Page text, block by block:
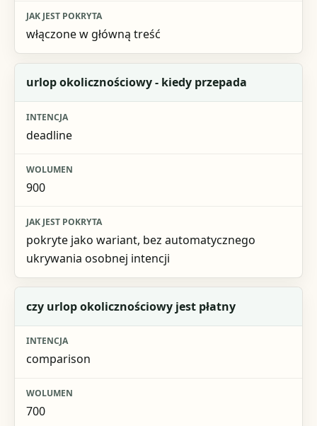
włączone w główną treść
urlop okolicznościowy - kiedy przepada
deadline
900
pokryte jako wariant, bez automatycznego
ukrywania osobnej intencji
czy urlop okolicznościowy jest płatny
comparison
700